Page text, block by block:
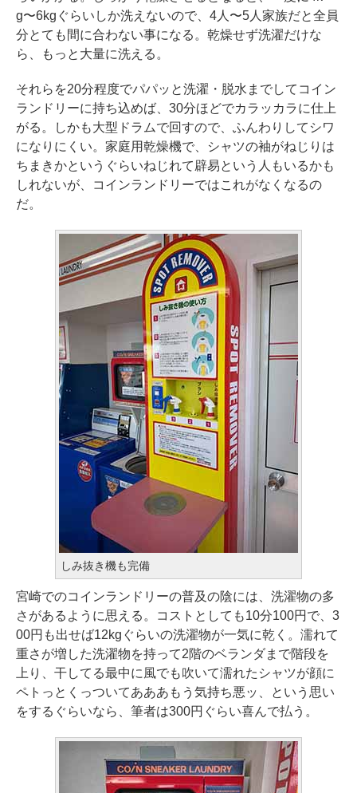
g〜6kgぐらいしか洗えないので、4人〜5人家族だと全員
分とても間に合わない事になる。乾燥せず洗濯だけな
ら、もっと大量に洗える。
それらを20分程度でパパッと洗濯・脱水までしてコイン
ランドリーに持ち込めば、30分ほどでカラッカラに仕上
がる。しかも大型ドラムで回すので、ふんわりしてシワ
になりにくい。家庭用乾燥機で、シャツの袖がねじりは
ちまきかというぐらいねじれて辟易という人もいるかも
しれないが、コインランドリーではこれがなくなるの
だ。
しみ抜き機も完備
宮崎でのコインランドリーの普及の陰には、洗濯物の多
さがあるように思える。コストとしても10分100円で、3
00円も出せば12kgぐらいの洗濯物が一気に乾く。濡れて
重さが増した洗濯物を持って2階のベランダまで階段を
上り、干してる最中に風でも吹いて濡れたシャツが顔に
ペトっとくっついてあああもう気持ち悪ッ、という思い
をするぐらいなら、筆者は300円ぐらい喜んで払う。